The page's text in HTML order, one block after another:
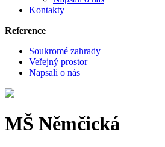
Kontakty
Reference
Soukromé zahrady
Veřejný prostor
Napsali o nás
MŠ Němčická